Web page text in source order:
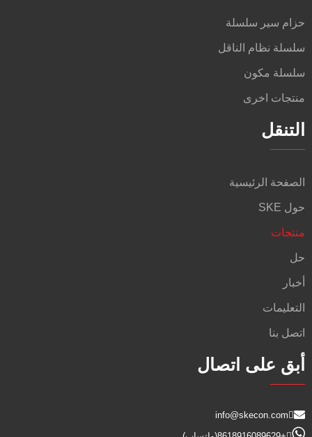
حزام سير سلسلة
سلسلة نظام الناقل
سلسلة مكون
منتجات اخرى
التنقل
الصفحة الرئيسية
حول SKE
منتجات
حل
أخبار
التعليمات
اتصل بنا
أبق على اتصال
info@skecon.com